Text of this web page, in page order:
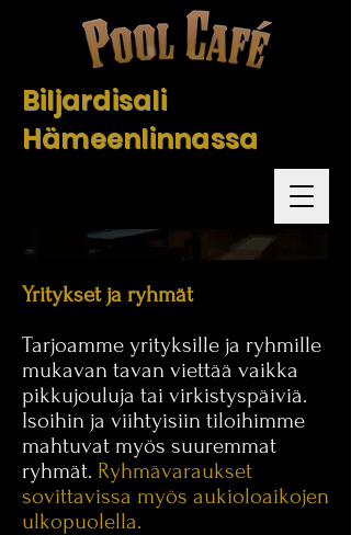
Biljardisali
Hämeenlinnassa
Yritykset ja ryhmät
Tarjoamme yrityksille ja ryhmille
mukavan tavan viettää vaikka
pikkujouluja tai virkistyspäiviä.
Isoihin ja viihtyisiin tiloihimme
mahtuvat myös suuremmat
ryhmät. Ryhmävaraukset
sovittavissa myös aukioloaikojen
ulkopuolella.